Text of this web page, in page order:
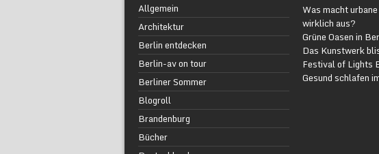
Allgemein
Architektur
Berlin entdecken
Berlin-av on tour
Berliner Sommer
Blogroll
Brandenburg
Bücher
Was macht
wirklich aus?
Grüne Oasen in
Das Kunstwerk
Festival of Lights
Gesund schlafen